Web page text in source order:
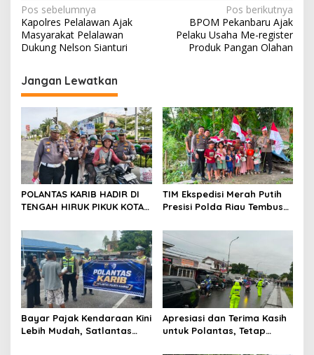
N
a
v
i
g
a
s
i
p
o
s
Pos sebelumnya
Kapolres Pelalawan Ajak
Masyarakat Pelalawan
Dukung Nelson Sianturi
Pos berikutnya
BPOM Pekanbaru Ajak
Pelaku Usaha Me-register
Produk Pangan Olahan
Jangan Lewatkan
POLANTAS KARIB HADIR DI
TENGAH HIRUK PIKUK KOTA
POLDA RIAU KOBARKAN
SEMANGAT KESELAMATAN,
NASIONALISME DAN GREEN
POLICING JELANG HUT KE-81
RI
TIM Ekspedisi Merah Putih
Presisi Polda Riau Tembus
Kobarkan Semangat Merah
Putih Hadirkan Kepedulian
Nyata untuk Negeri
Bayar Pajak Kendaraan Kini
Lebih Mudah, Satlantas
Apresiasi dan Terima Kasih
untuk Polantas, Tetap